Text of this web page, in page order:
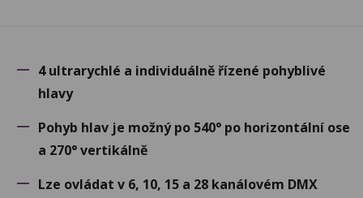
4 ultrarychlé a individuálně řízené pohyblivé
hlavy
Pohyb hlav je možný po 540° po horizontální ose
a 270° vertikálně
Lze ovládat v 6, 10, 15 a 28 kanálovém DMX